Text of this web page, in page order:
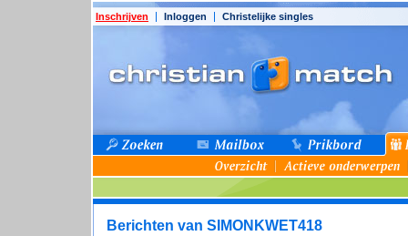
Inschrijven Inloggen Christelijke singles
Berichten van SIMONKWET418